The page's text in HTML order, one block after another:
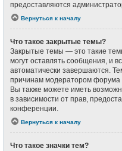
предоставляются
Вернуться к началу
Что такое закрытые темы?
Закрытые темы — это такие
могут оставлять сообщения, и
автоматически завершаются.
причинам модератором
Вы также можете иметь
в зависимости от прав,
конференции.
Вернуться к началу
Что такое значки тем?